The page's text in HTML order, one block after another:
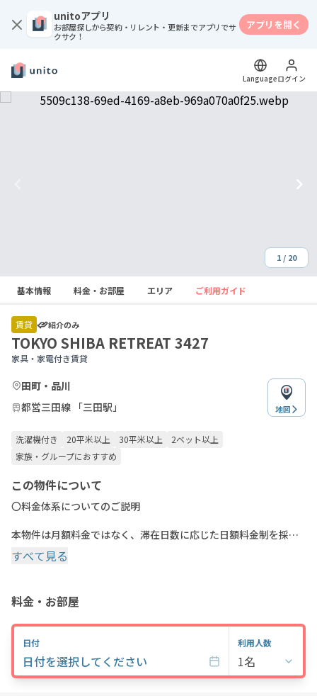
unitoアプリ
お部屋探しから契約・リレント・更新までアプリでサ
クサク！
アプリを開く
Languageログイン
Item
20
1 / 20
基本情報 料金・お部屋 エリア ご利用ガイド
賃貸 紹介のみ
TOKYO SHIBA RETREAT 3427
家具・家電付き賃貸
田町・品川
都営三田線 「三田駅」
地図
洗濯機付き 20平米以上 30平米以上
2ベット以上
家族・グループにおすすめ
この物件について
〇料金体系についてのご説明
本物件は月額料金ではなく、滞在日数に応じた日額料金制を採用
しております。
サイトに表示されている金額は月額料金ですが、実際にご請求す
お申込み時点と請求金額の計算方法が異なります。ご注意くださ
・計算方法
ご請求金額 = ご利用日数 × 日額費用
すべて見る
料金・お部屋
日付
日付を選択してください
利用人数
1名